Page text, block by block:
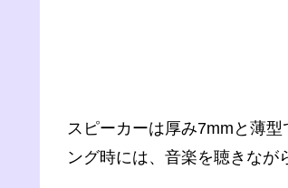
スピーカーは厚み7mmと薄
ング時には、音楽を聴きなが